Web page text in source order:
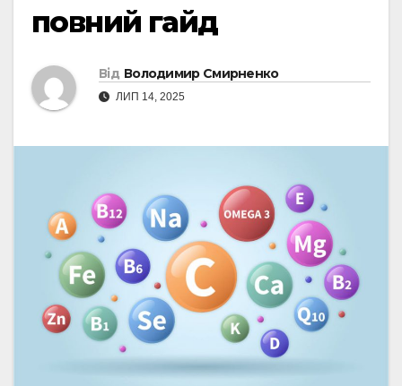
повний гайд
Від Володимир Смирненко
ЛИП 14, 2025